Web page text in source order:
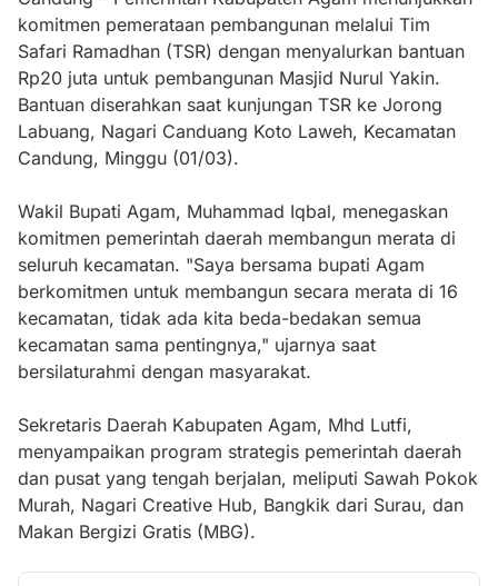
komitmen pemerataan pembangunan melalui Tim
Safari Ramadhan (TSR) dengan menyalurkan bantuan
Rp20 juta untuk pembangunan Masjid Nurul Yakin.
Bantuan diserahkan saat kunjungan TSR ke Jorong
Labuang, Nagari Canduang Koto Laweh, Kecamatan
Candung, Minggu (01/03).
Wakil Bupati Agam, Muhammad Iqbal, menegaskan
komitmen pemerintah daerah membangun merata di
seluruh kecamatan. "Saya bersama bupati Agam
berkomitmen untuk membangun secara merata di 16
kecamatan, tidak ada kita beda-bedakan semua
kecamatan sama pentingnya," ujarnya saat
bersilaturahmi dengan masyarakat.
Sekretaris Daerah Kabupaten Agam, Mhd Lutfi,
menyampaikan program strategis pemerintah daerah
dan pusat yang tengah berjalan, meliputi Sawah Pokok
Murah, Nagari Creative Hub, Bangkik dari Surau, dan
Makan Bergizi Gratis (MBG).